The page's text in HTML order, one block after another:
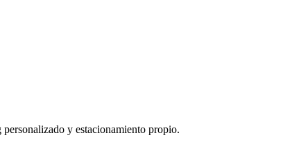
y estacionamiento propio.